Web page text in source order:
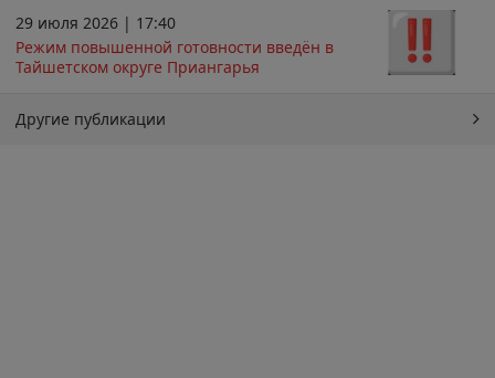
29 июля 2026 | 17:40
Режим повышенной готовности введён в
Тайшетском округе Приангарья
Другие публикации